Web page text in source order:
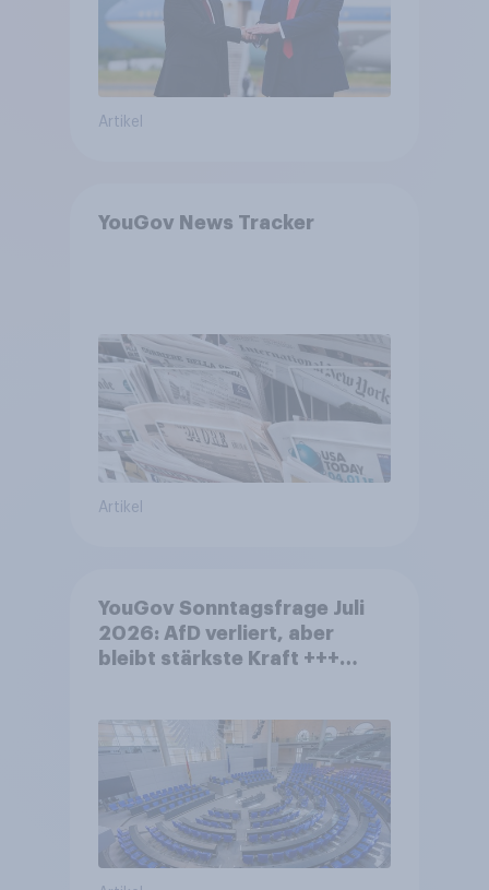
Artikel
YouGov News Tracker
Artikel
YouGov Sonntagsfrage Juli
2026: AfD verliert, aber
bleibt stärkste Kraft +++